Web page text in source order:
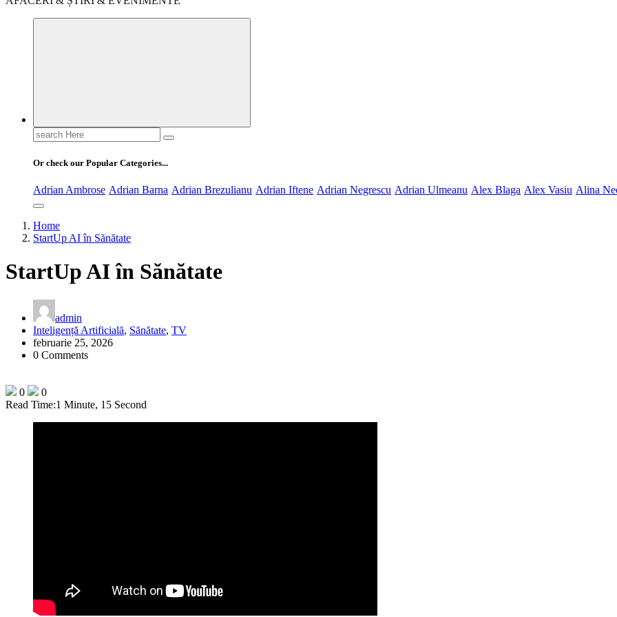
Search
for:
Or check our Popular Categories...
Adrian Ambrose Adrian Barna Adrian Brezulianu Adrian Iftene Adrian Negrescu Adrian Ulmeanu Alex Blaga Alex Vasiu Alina
Home
StartUp AI în Sănătate
StartUp AI în Sănătate
admin
Inteligență Artificială, Sănătate, TV
februarie 25, 2026
0 Comments
0
0
Read Time:1 Minute, 15 Second